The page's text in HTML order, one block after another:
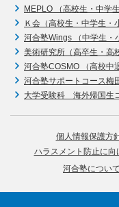
MEPLO （高校生・中学生
Ｋ会（高校生・中学生・
河合塾Wings （中学生・
美術研究所（高卒生・高
河合塾COSMO （高校中
河合塾サポートコース梅
大学受験科 海外帰国生
個人情報保護方
ハラスメント防止に向
河合塾について